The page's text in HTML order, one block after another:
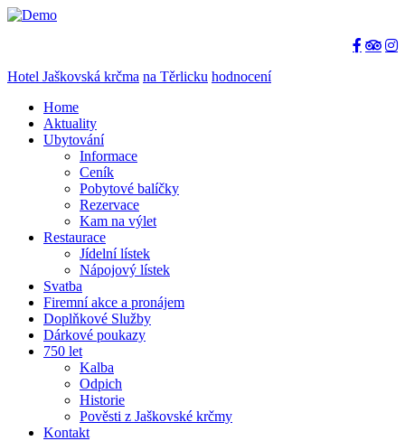
Hotel Jaškovská krčma na Těrlicku hodnocení
Home
Aktuality
Ubytování
Informace
Ceník
Pobytové balíčky
Rezervace
Kam na výlet
Restaurace
Jídelní lístek
Nápojový lístek
Svatba
Firemní akce a pronájem
Doplňkové Služby
Dárkové poukazy
750 let
Kalba
Odpich
Historie
Pověsti z Jaškovské krčmy
Kontakt